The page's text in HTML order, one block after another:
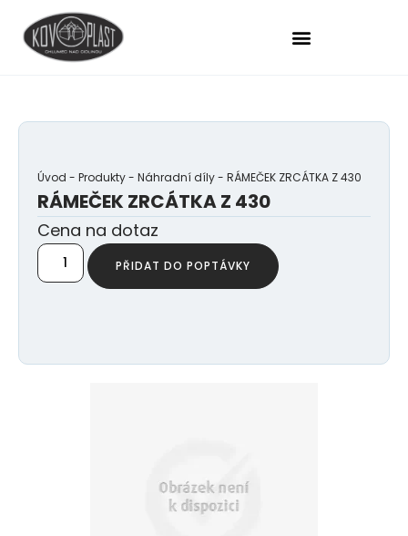
Úvod - Produkty- Náhradní díly- RÁMEČEK ZRCÁTKA Z 430
RÁMEČEK ZRCÁTKA Z 430
Cena na dotaz
PŘIDAT DO POPTÁVKY